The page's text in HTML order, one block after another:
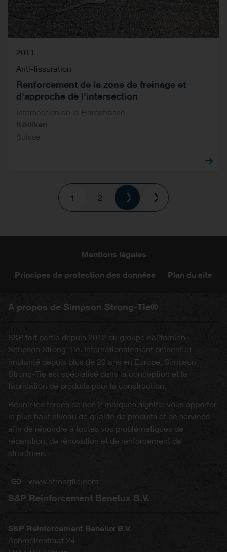
2011
Anti-fissuration
Renforcement de la zone de freinage et
d'approche de l'intersection
Intersection de la Hardstrasse
Kölliken
Suisse
Current
page
1 Page
2
Mentions légales
Principes de protection des données Plan du site
A propos de Simpson Strong-Tie®
S&P fait partie depuis 2012 du groupe californien
Simpson Strong-Tie. Internationalement présent et
implanté depuis plus de 20 ans en Europe, Simpson
Strong-Tie est spécialisé dans la conception et la
fabrication de produits pour la construction.
Réunir les forces de nos 2 marques signifie vous apporter
le plus haut niveau de qualité de produits et de services
afin de répondre à toutes vos problématiques de
réparation, de rénovation et de renforcement de
structures.
www.strongtie.com
S&P Reinforcement Benelux B.V.
S&P Reinforcement Benelux B.V.
Aphroditestraat 24